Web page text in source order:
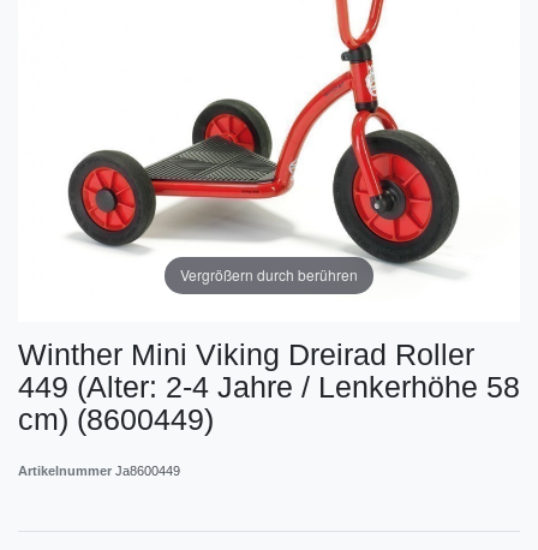
Vergrößern durch berühren
Winther Mini Viking Dreirad Roller
449 (Alter: 2-4 Jahre / Lenkerhöhe 58
cm) (8600449)
Artikelnummer Ja8600449